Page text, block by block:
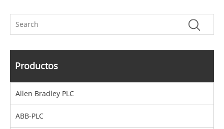
Productos
Allen Bradley PLC
ABB-PLC